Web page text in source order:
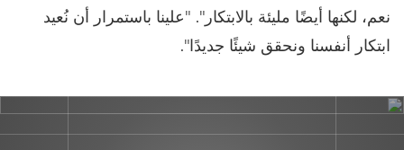
نعم، لكنها أيضًا مليئة بالابتكار". "علينا باستمرار أن نُعيد
ابتكار أنفسنا ونحقق شيئًا جديدًا".